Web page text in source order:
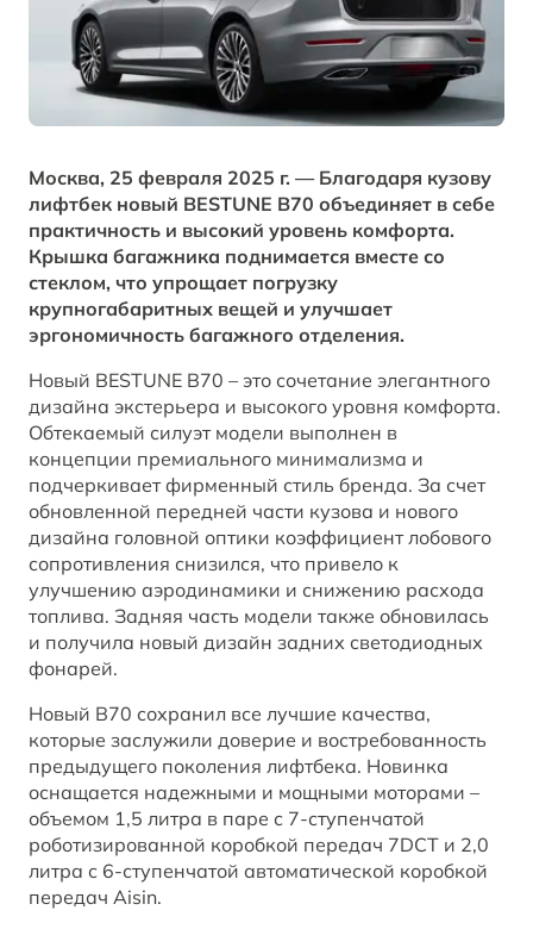
T77
ПОЛУЧИТЬ ПРЕДЛОЖЕНИЕ
АВТОМОБИЛИ В НАЛИЧИИ
Заказать звонок от дилера
Корпоративные продажи
Кредитный калькулятор
Кредитные программы
ЗАПИСАТЬСЯ НА СЕРВИС
BESTUNE В СОЦСЕТЯХ
Контакты
Обратная связь
BESTUNE в ВК
BESTUNE в Однокласники
BESTUNE в Телеграм
BESTUNE в YouTube
BESTUNE в Яндекс Дзен
BESTUNE в RuTube
Москва, 25 февраля 2025 г. — Благодаря кузову
лифтбек новый BESTUNE B70 объединяет в себе
практичность и высокий уровень комфорта.
Крышка багажника поднимается вместе со
стеклом, что упрощает погрузку
крупногабаритных вещей и улучшает
эргономичность багажного отделения.
Новый BESTUNE B70 – это сочетание элегантного
дизайна экстерьера и высокого уровня комфорта.
Обтекаемый силуэт модели выполнен в
концепции премиального минимализма и
подчеркивает фирменный стиль бренда. За счет
обновленной передней части кузова и нового
дизайна головной оптики коэффициент лобового
сопротивления снизился, что привело к
улучшению аэродинамики и снижению расхода
топлива. Задняя часть модели также обновилась
и получила новый дизайн задних светодиодных
фонарей.
Новый B70 сохранил все лучшие качества,
которые заслужили доверие и востребованность
предыдущего поколения лифтбека. Новинка
оснащается надежными и мощными моторами –
объемом 1,5 литра в паре с 7-ступенчатой
роботизированной коробкой передач 7DCT и 2,0
литра с 6-ступенчатой автоматической коробкой
передач Aisin.